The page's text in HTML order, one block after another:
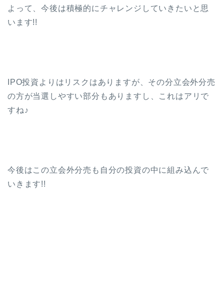
よって、今後は積極的にチャレンジしていきたいと思
います!!
IPO投資よりはリスクはありますが、その分立会外分売
の方が当選しやすい部分もありますし、これはアリで
すね♪
今後はこの立会外分売も自分の投資の中に組み込んで
いきます!!